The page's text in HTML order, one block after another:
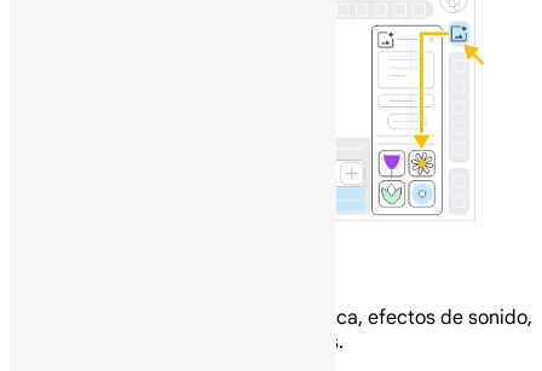
Puedes añadir video, imágenes, música, efectos de sonido,
stickers y GIF de archivo a tus videos.